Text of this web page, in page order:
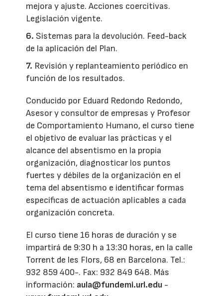
mejora y ajuste. Acciones coercitivas.
Legislación vigente.
6. Sistemas para la devolución. Feed-back
de la aplicación del Plan.
7. Revisión y replanteamiento periódico en
función de los resultados.
Conducido por Eduard Redondo Redondo,
Asesor y consultor de empresas y Profesor
de Comportamiento Humano, el curso tiene
el objetivo de evaluar las prácticas y el
alcance del absentismo en la propia
organización, diagnosticar los puntos
fuertes y débiles de la organización en el
tema del absentismo e identificar formas
específicas de actuación aplicables a cada
organización concreta.
El curso tiene 16 horas de duración y se
impartirá de 9:30 h a 13:30 horas, en la calle
Torrent de les Flors, 68 en Barcelona. Tel.:
932 859 400-. Fax: 932 849 648. Más
información: aula@fundemi.url.edu -